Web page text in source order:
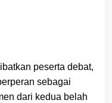
peserta debat,
sebagai
dari kedua belah